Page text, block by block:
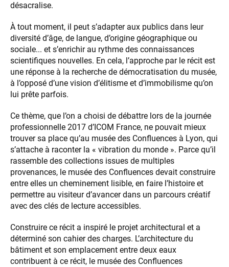
désacralise.
À tout moment, il peut s’adapter aux publics dans leur
diversité d’âge, de langue, d’origine géographique ou
sociale... et s’enrichir au rythme des connaissances
scientifiques nouvelles. En cela, l’approche par le récit est
une réponse à la recherche de démocratisation du musée,
à l’opposé d’une vision d’élitisme et d’immobilisme qu’on
lui prête parfois.
Ce thème, que l’on a choisi de débattre lors de la journée
professionnelle 2017 d’ICOM France, ne pouvait mieux
trouver sa place qu’au musée des Confluences à Lyon, qui
s’attache à raconter la « vibration du monde ». Parce qu’il
rassemble des collections issues de multiples
provenances, le musée des Confluences devait construire
entre elles un cheminement lisible, en faire l’histoire et
permettre au visiteur d’avancer dans un parcours créatif
avec des clés de lecture accessibles.
Construire ce récit a inspiré le projet architectural et a
déterminé son cahier des charges. L’architecture du
bâtiment et son emplacement entre deux eaux
contribuent à ce récit, le musée des Confluences